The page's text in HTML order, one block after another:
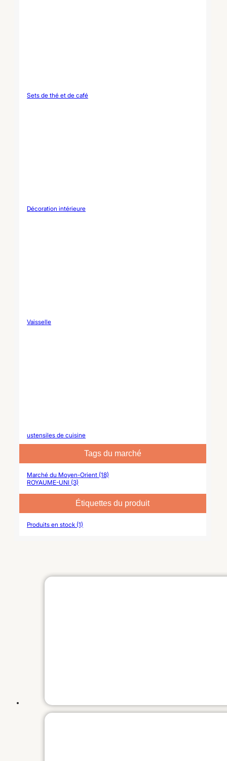
Sets de thé et de café
Décoration intérieure
Vaisselle
ustensiles de cuisine
Tags du marché
Marché du Moyen-Orient (18)
ROYAUME-UNI (3)
Étiquettes du produit
Produits en stock (1)